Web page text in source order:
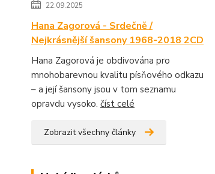
22.09.2025
Hana Zagorová - Srdečně /
Nejkrásnější šansony 1968-2018 2CD
Hana Zagorová je obdivována pro
mnohobarevnou kvalitu písňového odkazu
– a její šansony jsou v tom seznamu
opravdu vysoko. číst celé
Zobrazit všechny články